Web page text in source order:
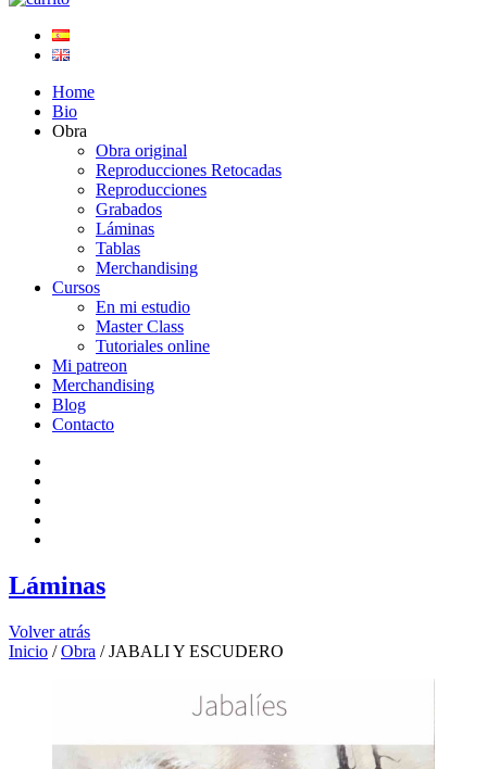
Home
Bio
Obra
Obra original
Reproducciones Retocadas
Reproducciones
Grabados
Láminas
Tablas
Merchandising
Cursos
En mi estudio
Master Class
Tutoriales online
Mi patreon
Merchandising
Blog
Contacto
Láminas
Volver atrás
Inicio /Obra / JABALI Y ESCUDERO